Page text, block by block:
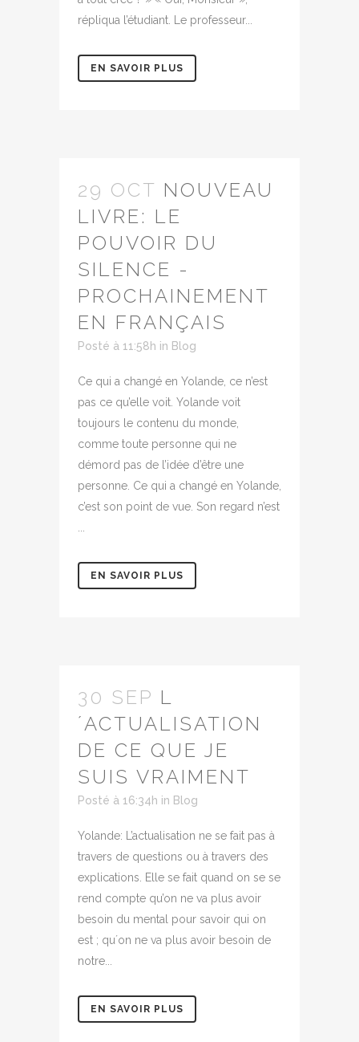
répliqua l’étudiant. Le professeur...
EN SAVOIR PLUS
29 OCT NOUVEAU
LIVRE: LE
POUVOIR DU
SILENCE -
PROCHAINEMENT
EN FRANÇAIS
Posté à 11:58h in Blog
Ce qui a changé en Yolande, ce n’est
pas ce qu’elle voit. Yolande voit
toujours le contenu du monde,
comme toute personne qui ne
démord pas de l’idée d’être une
personne. Ce qui a changé en Yolande,
c’est son point de vue. Son regard n’est
EN SAVOIR PLUS
30 SEP L
´ACTUALISATION
DE CE QUE JE
SUIS VRAIMENT
Posté à 16:34h in Blog
Yolande: L’actualisation ne se fait pas à
travers de questions ou à travers des
explications. Elle se fait quand on se se
rend compte qu’on ne va plus avoir
besoin du mental pour savoir qui on
est ; qu´on ne va plus avoir besoin de
notre...
EN SAVOIR PLUS